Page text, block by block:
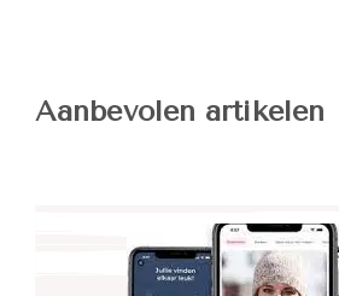
Aanbevolen artikelen